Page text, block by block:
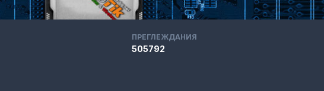
ПРЕГЛЕЖДАНИЯ
505792